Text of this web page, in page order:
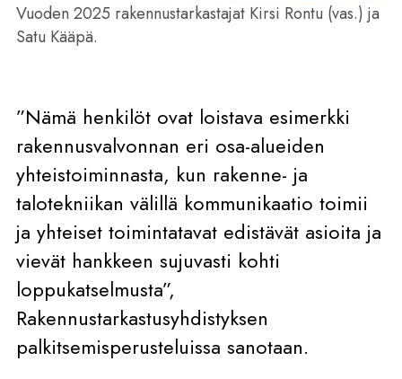
Vuoden 2025 rakennustarkastajat Kirsi Rontu (vas.) ja
Satu Kääpä.
”Nämä henkilöt ovat loistava esimerkki
rakennusvalvonnan eri osa-alueiden
yhteistoiminnasta, kun rakenne- ja
talotekniikan välillä kommunikaatio toimii
ja yhteiset toimintatavat edistävät asioita ja
vievät hankkeen sujuvasti kohti
loppukatselmusta”,
Rakennustarkastusyhdistyksen
palkitsemisperusteluissa sanotaan.